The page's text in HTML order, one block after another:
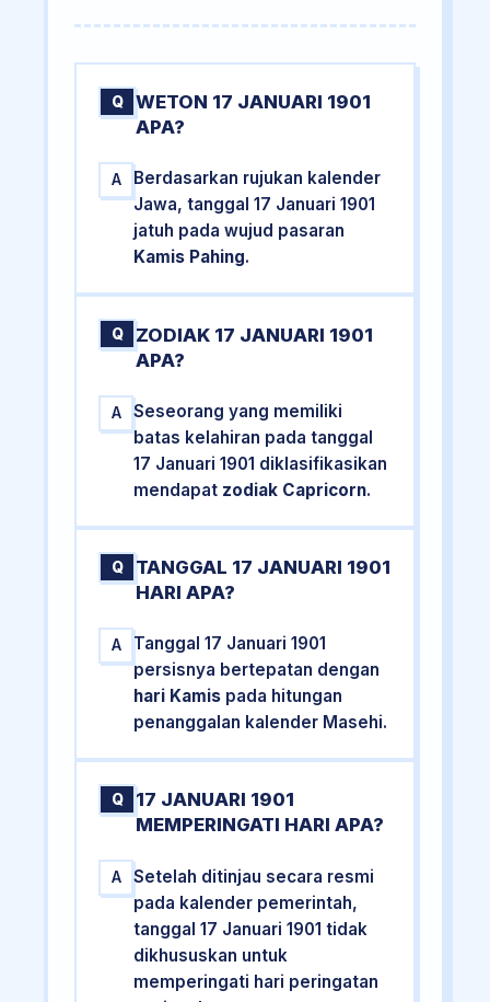
Q
WETON 17 JANUARI 1901
APA?
A
Berdasarkan rujukan kalender
Jawa, tanggal 17 Januari 1901
jatuh pada wujud pasaran
Kamis Pahing.
Q
ZODIAK 17 JANUARI 1901
APA?
A
Seseorang yang memiliki
batas kelahiran pada tanggal
17 Januari 1901 diklasifikasikan
mendapat zodiak Capricorn.
Q
TANGGAL 17 JANUARI 1901
HARI APA?
A
Tanggal 17 Januari 1901
persisnya bertepatan dengan
hari Kamis pada hitungan
penanggalan kalender Masehi.
Q
17 JANUARI 1901
MEMPERINGATI HARI APA?
A
Setelah ditinjau secara resmi
pada kalender pemerintah,
tanggal 17 Januari 1901 tidak
dikhususkan untuk
memperingati hari peringatan